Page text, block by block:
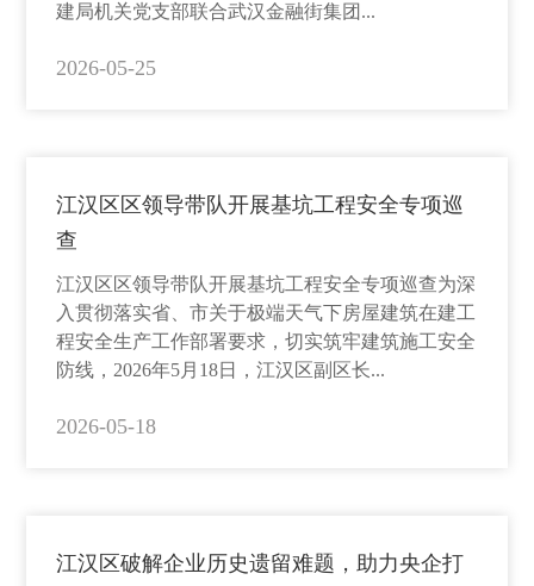
建局机关党支部联合武汉金融街集团...
2026-05-25
江汉区区领导带队开展基坑工程安全专项巡
查
江汉区区领导带队开展基坑工程安全专项巡查为深
入贯彻落实省、市关于极端天气下房屋建筑在建工
程安全生产工作部署要求，切实筑牢建筑施工安全
防线，2026年5月18日，江汉区副区长...
2026-05-18
江汉区破解企业历史遗留难题，助力央企打